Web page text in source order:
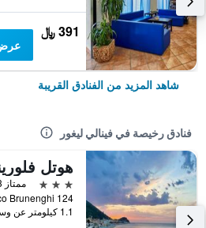
391 ﷼
شاهد المزيد من الفنادق القريبة
فنادق رخيصة في فينالي ليغور
هوتل
3 نجوم
ممتاز 8.3
1.1 كيلومتر عن وسط المدينة